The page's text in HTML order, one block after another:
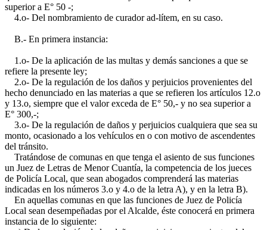
superior a E° 50 -;
4.o- Del nombramiento de curador ad-lítem, en su caso.
B.- En primera instancia:
1.o- De la aplicación de las multas y demás sanciones a que se
refiere la presente ley;
2.o- De la regulación de los daños y perjuicios provenientes del
hecho denunciado en las materias a que se refieren los artículos 12.o
y 13.o, siempre que el valor exceda de E° 50,- y no sea superior a
E° 300,-;
3.o- De la regulación de daños y perjuicios cualquiera que sea su
monto, ocasionado a los vehículos en o con motivo de ascendentes
del tránsito.
Tratándose de comunas en que tenga el asiento de sus funciones
un Juez de Letras de Menor Cuantía, la competencia de los jueces
de Policía Local, que sean abogados comprenderá las materias
indicadas en los números 3.o y 4.o de la letra A), y en la letra B).
En aquellas comunas en que las funciones de Juez de Policía
Local sean desempeñadas por el Alcalde, éste conocerá en primera
instancia de lo siguiente: